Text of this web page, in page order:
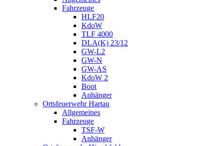
Fahrzeuge
HLF20
KdoW
TLF 4000
DLA(K) 23/12
GW-L2
GW-N
GW-AS
KdoW 2
Boot
Anhänger
Ortsfeuerwehr Hartau
Allgemeines
Fahrzeuge
TSF-W
Anhänger